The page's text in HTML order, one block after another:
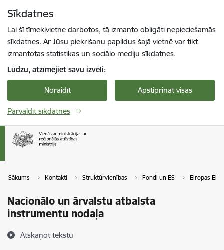
Sīkdatnes
Lai šī tīmekļvietne darbotos, tā izmanto obligāti nepieciešamās
sīkdatnes. Ar Jūsu piekrišanu papildus šajā vietnē var tikt
izmantotas statistikas un sociālo mediju sīkdatnes.
Lūdzu, atzīmējiet savu izvēli:
Noraidīt Apstiprināt visas
Pārvaldīt sīkdatnes
Sākums Kontakti Struktūrvienības Fondi un ES Eiropas
Nacionālo un ārvalstu atbalsta
instrumentu nodaļa
Atskaņot tekstu